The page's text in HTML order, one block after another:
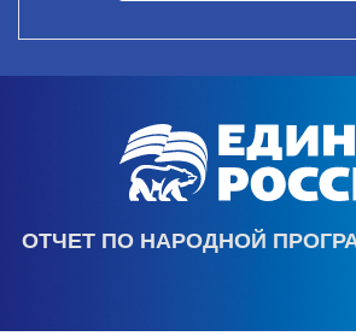
ОТЧЕТ ПО НАРОДНОЙ